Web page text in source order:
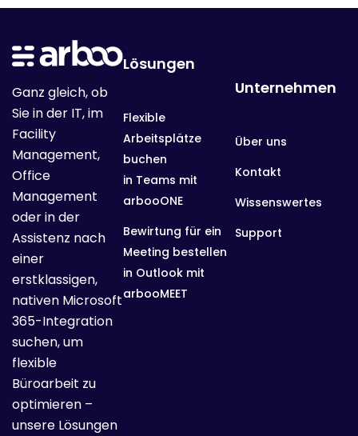
Ganz gleich, ob
Sie in der IT, im
Facility
Management,
Office
Management
oder in der
Assistenz nach
einer
erstklassigen,
nativen Microsoft
365-Integration
suchen, um
flexible
Büroarbeit zu
optimieren –
unsere Lösungen
Lösungen
Flexible
Arbeitsplätze
buchen
in Teams mit
arbooONE
Bewirtung für ein
Meeting bestellen
in Outlook mit
arbooMEET
Unternehmen
Über uns
Kontakt
Wissenswertes
Support